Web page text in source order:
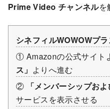
Prime Video チャンネルを
シネフィルWOWOWプ
① Amazonの公式サイト
ス」 よりへ進む
②
「メンバーシップお
サービスを表示させる